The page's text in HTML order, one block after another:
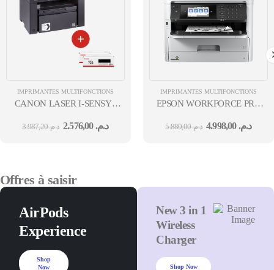
IMPRIMANTES MULTIFONCTIONS
CANON LASER I-SENSYS
18 PPM A4 + 2TONERS
د.م.3.987,20 د.م.2.576,00
IMPRIMANTES MULTIFONCTIONS
EPSON WORKFORCE PRO
RÉSEAU WIFI JET D'ENCR
د.م.5.880,00 د.م.4.998,00
Offres à saisir
AirPods
Experience
Shop
Now
New 3 in 1
Wireless
Charger
Shop Now